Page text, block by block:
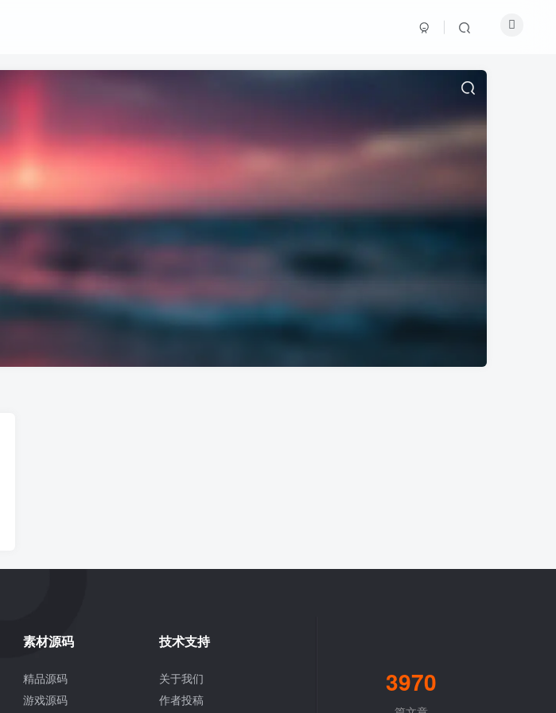
素材源码
精品源码
游戏源码
技术支持
关于我们
作者投稿
3970